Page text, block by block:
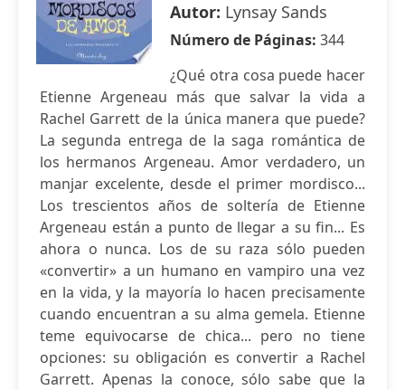
Autor: Lynsay Sands
Número de Páginas: 344
¿Qué otra cosa puede hacer
Etienne Argeneau más que salvar la vida a
Rachel Garrett de la única manera que puede?
La segunda entrega de la saga romántica de
los hermanos Argeneau. Amor verdadero, un
manjar excelente, desde el primer mordisco...
Los trescientos años de soltería de Etienne
Argeneau están a punto de llegar a su fin... Es
ahora o nunca. Los de su raza sólo pueden
«convertir» a un humano en vampiro una vez
en la vida, y la mayoría lo hacen precisamente
cuando encuentran a su alma gemela. Etienne
teme equivocarse de chica... pero no tiene
opciones: su obligación es convertir a Rachel
Garrett. Apenas la conoce, sólo sabe que la